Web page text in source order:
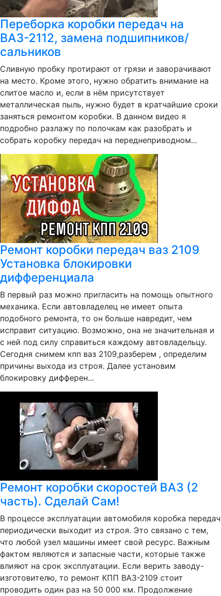
Переборка коробки передач на
ВАЗ-2112, замена подшипников/
сальников
Сливную пробку протирают от грязи и заворачивают
на место. Кроме этого, нужно обратить внимание на
слитое масло и, если в нём присутствует
металлическая пыль, нужно будет в кратчайшие сроки
заняться ремонтом коробки. В данном видео я
подробно разлажу по полочкам как разобрать и
собрать коробку передач на переднеприводном...
Ремонт коробки передач ваз 2109
Установка блокировки
дифференциала
В первый раз можно пригласить на помощь опытного
механика. Если автовладелец не имеет опыта
подобного ремонта, то он больше навредит, чем
исправит ситуацию. Возможно, она не значительная и
с ней под силу справиться каждому автовладельцу.
Сегодня снимем кпп ваз 2109,разберем , определим
причины выхода из строя. Далее установим
блокировку дифферен...
Ремонт коробки скоростей ВАЗ (2
часть). Сделай Сам!
В процессе эксплуатации автомобиля коробка передач
периодически выходит из строя. Это связано с тем,
что любой узел машины имеет свой ресурс. Важным
фактом являются и запасные части, которые также
влияют на срок эксплуатации. Если верить заводу-
изготовителю, то ремонт КПП ВАЗ-2109 стоит
проводить один раз на 50 000 км. Продолжение